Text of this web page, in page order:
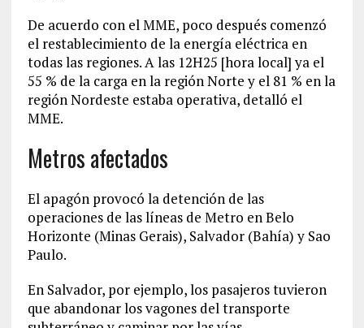
De acuerdo con el MME, poco después comenzó
el restablecimiento de la energía eléctrica en
todas las regiones. A las 12H25 [hora local] ya el
55 % de la carga en la región Norte y el 81 % en la
región Nordeste estaba operativa, detalló el
MME.
Metros afectados
El apagón provocó la detención de las
operaciones de las líneas de Metro en Belo
Horizonte (Minas Gerais), Salvador (Bahía) y Sao
Paulo.
En Salvador, por ejemplo, los pasajeros tuvieron
que abandonar los vagones del transporte